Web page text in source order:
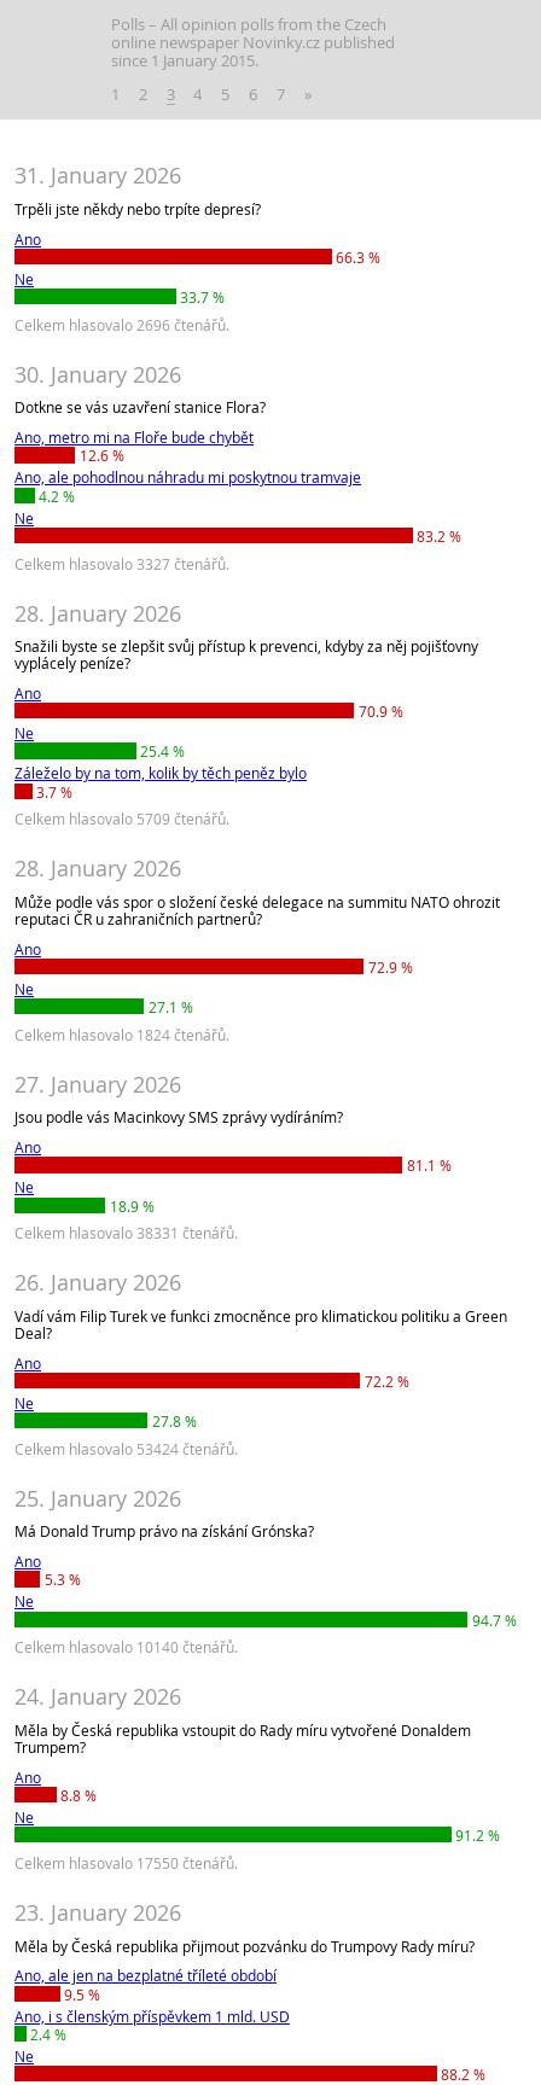
Polls
All opinion polls from the Czech
online newspaper Novinky.cz published
since 1 January 2015.
1
2 3 4 5 6 7 »
31. January 2026
Trpěli jste někdy nebo trpíte depresí?
Ano
66.3 %
Ne
33.7 %
Celkem hlasovalo 2696 čtenářů.
30. January 2026
Dotkne se vás uzavření stanice Flora?
Ano, metro mi na Floře bude chybět
12.6 %
Ano, ale pohodlnou náhradu mi poskytnou tramvaje
4.2 %
Ne
83.2 %
Celkem hlasovalo 3327 čtenářů.
28. January 2026
Snažili byste se zlepšit svůj přístup k prevenci, kdyby za něj pojišťovny
vyplácely peníze?
Ano
70.9 %
Ne
25.4 %
Záleželo by na tom, kolik by těch peněz bylo
3.7 %
Celkem hlasovalo 5709 čtenářů.
28. January 2026
Může podle vás spor o složení české delegace na summitu NATO ohrozit
reputaci ČR u zahraničních partnerů?
Ano
72.9 %
Ne
27.1 %
Celkem hlasovalo 1824 čtenářů.
27. January 2026
Jsou podle vás Macinkovy SMS zprávy vydíráním?
Ano
81.1 %
Ne
18.9 %
Celkem hlasovalo 38331 čtenářů.
26. January 2026
Vadí vám Filip Turek ve funkci zmocněnce pro klimatickou politiku a Green
Deal?
Ano
72.2 %
Ne
27.8 %
Celkem hlasovalo 53424 čtenářů.
25. January 2026
Má Donald Trump právo na získání Grónska?
Ano
5.3 %
Ne
94.7 %
Celkem hlasovalo 10140 čtenářů.
24. January 2026
Měla by Česká republika vstoupit do Rady míru vytvořené Donaldem
Trumpem?
Ano
8.8 %
Ne
91.2 %
Celkem hlasovalo 17550 čtenářů.
23. January 2026
Měla by Česká republika přijmout pozvánku do Trumpovy Rady míru?
Ano, ale jen na bezplatné tříleté období
9.5 %
Ano, i s členským příspěvkem 1 mld. USD
2.4 %
Ne
88.2 %